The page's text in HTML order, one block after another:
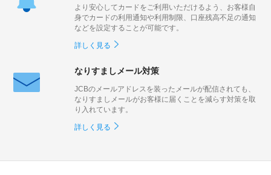
より安心してカードをご利用いただけるよう、お客様自
身でカードの利用通知や利用制限、口座残高不足の通知
などを設定することが可能です。
詳しく見る
なりすましメール対策
JCBのメールアドレスを装ったメールが配信されても、
なりすましメールがお客様に届くことを減らす対策を取
り入れています。
詳しく見る